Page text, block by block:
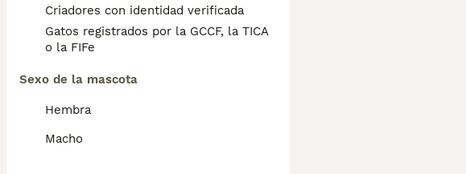
Criadores con identidad verificada
Gatos registrados por la GCCF, la TICA
o la FIFe
Sexo de la mascota
Hembra
Macho